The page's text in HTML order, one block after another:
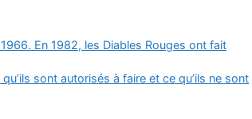
En 1982, les Diables Rouges ont fait
sont autorisés à faire et ce qu’ils ne sont